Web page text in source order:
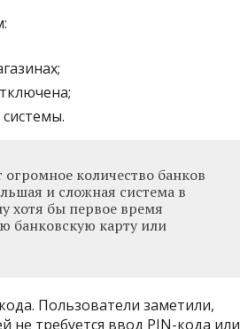
количество банков
и сложная система в
хотя бы первое время
банковскую карту или
Пользователи заметили,
не требуется ввод PIN-кода или